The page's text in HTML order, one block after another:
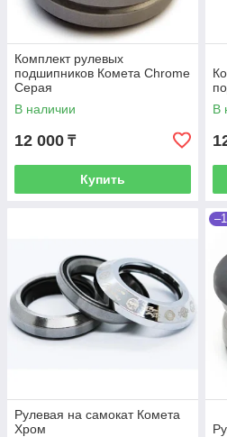
Комплект рулевых
подшипников Комета Chrome
Серая
В наличии
12 000 ₸
Купить
В
Рулевая на самокат Комета
Хром